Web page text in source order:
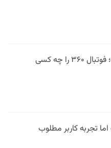
فیلتر در وقت اضافه؛ فوتبال ۳۶۰ را چه کسی
تجربه کاربر مطلوب